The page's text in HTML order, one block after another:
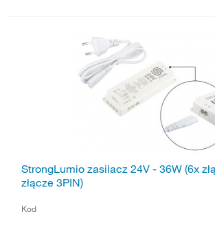
StrongLumio zasilacz 24V - 36W (6x
złącze 3PIN)
Kod